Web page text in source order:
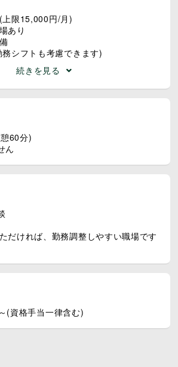
続きを見る
限15,000円/月)
あり
シフトも考慮できます)
あり
60分)
ん
だければ、勤務調整しやすい職場です
(資格手当一律含む)